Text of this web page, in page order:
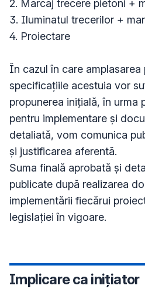
2. Marcaj trecere pietoni +
3. Iluminatul trecerilor +
4. Proiectare
În cazul în care amplasarea
specificațiile acestuia vor
propunerea inițială, în urma
pentru implementare și
detaliată, vom comunica
și justificarea aferentă.
Suma finală aprobată și
publicate după realizarea
implementării fiecărui
legislației în vigoare.
Implicare ca inițiator